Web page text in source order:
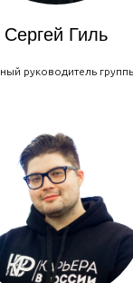
Сергей Гиль
руководитель